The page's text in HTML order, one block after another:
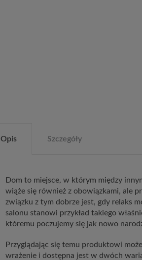
Opis Szczegóły
Dom to miejsce, w którym między
wiąże się również z obowiązkami, ale
związku z tym dobrze jest, gdy relaks
salonu stanowi przykład takiego
któremu poczujemy się jak nowo
Przyglądając się temu produktowi
wrażenie i dostępna jest w dwóch